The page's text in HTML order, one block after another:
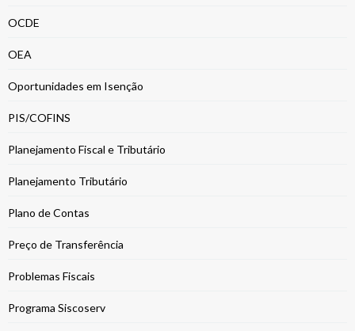
OCDE
OEA
Oportunidades em Isenção
PIS/COFINS
Planejamento Fiscal e Tributário
Planejamento Tributário
Plano de Contas
Preço de Transferência
Problemas Fiscais
Programa Siscoserv